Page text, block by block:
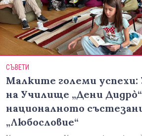
СЪВЕТИ
Малките големи
на Училище „Дени Дидрò“
националното
„Любословие“